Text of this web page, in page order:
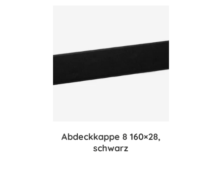
Abdeckkappe 8 160×28,
schwarz